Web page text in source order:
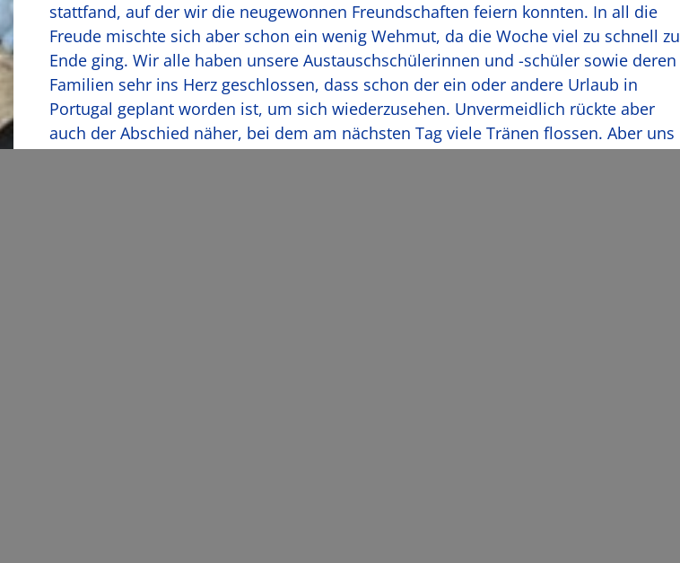
stattfand, auf der wir die neugewonnen Freundschaften feiern konnten. In all die
Freude mischte sich aber schon ein wenig Wehmut, da die Woche viel zu schnell zu
Ende ging. Wir alle haben unsere Austauschschülerinnen und -schüler sowie deren
Familien sehr ins Herz geschlossen, dass schon der ein oder andere Urlaub in
Portugal geplant worden ist, um sich wiederzusehen. Unvermeidlich rückte aber
auch der Abschied näher, bei dem am nächsten Tag viele Tränen flossen. Aber uns